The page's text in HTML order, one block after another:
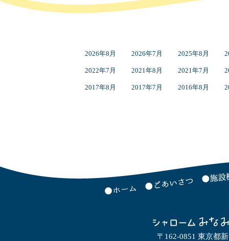
2026年8月 2026年7月 2025年8月
2022年7月 2021年8月 2021年7月
2017年8月 2017年7月 2016年8月
〒162-0851 東京都